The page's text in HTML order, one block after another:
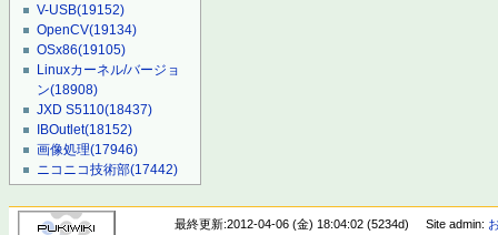
V-USB(19152)
OpenCV(19134)
OSx86(19105)
Linuxカーネル/バージョ
ン(18908)
JXD S5110(18437)
IBOutlet(18152)
画像処理(17946)
ニコニコ技術部(17442)
最終更新:2012-04-06 (金) 18:04:02 (5234d) Site admin: